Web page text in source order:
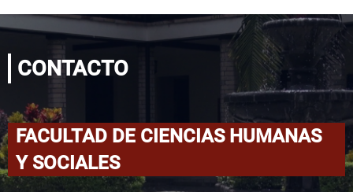
CONTACTO
FACULTAD DE CIENCIAS HUMANAS
Y SOCIALES